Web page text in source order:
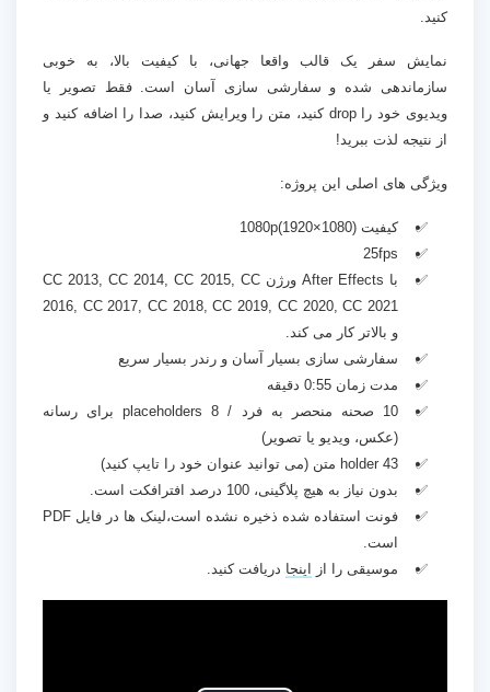
کنید.
نمایش سفر یک قالب واقعا جهانی، با کیفیت بالا، به خوبی
سازماندهی شده و سفارشی سازی آسان است. فقط تصویر یا
ویدیوی خود را drop کنید، متن را ویرایش کنید، صدا را اضافه کنید و
از نتیجه لذت ببرید!
ویژگی های اصلی این پروژه:
کیفیت 1080p(1920×1080)
25fps
با After Effects ورژن CC 2013, CC 2014, CC 2015, CC
2016, CC 2017, CC 2018, CC 2019, CC 2020, CC 2021
و بالاتر کار می کند.
سفارشی سازی بسیار آسان و رندر بسیار سریع
مدت زمان 0:55 دقیقه
10 صحنه منحصر به فرد / 8 placeholders برای رسانه
(عکس، ویدیو یا تصویر)
43 holder متن (می توانید عنوان خود را تایپ کنید)
بدون نیاز به هیچ پلاگینی، 100 درصد افترافکت است.
فونت استفاده شده ذخیره نشده است،لینک ها در فایل PDF
است.
موسیقی را از
اینجا دریافت کنید.